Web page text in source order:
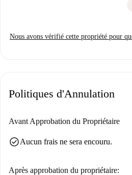
Nous avons vérifié cette propriété pour
Politiques d'Annulation
Avant Approbation du Propriétaire
check_circleAucun frais ne sera encouru.
Après approbation du propriétaire: